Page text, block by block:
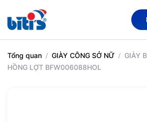
Skip
to
main
content
Tổng quan GIÀY CÔNG SỞ NỮ
GIÀY
HỒNG LỢT BFW006088HOL